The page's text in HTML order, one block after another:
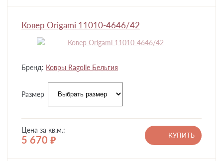
Ковер Origami 11010-4646/42
Бренд: Ковры Ragolle Бельгия
Размер
Цена за кв.м.:
5 670 руб.
КУПИТЬ